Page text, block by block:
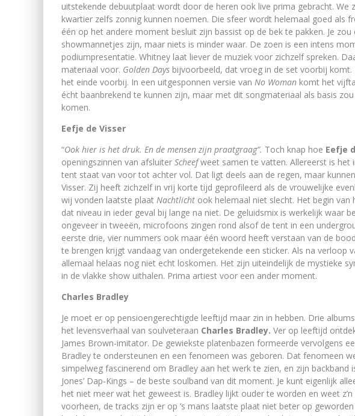
uitstekende debuutplaat wordt door de heren ook live prima gebracht. We
kwartier zelfs zonnig kunnen noemen. Die sfeer wordt helemaal goed als
één op het andere moment besluit zijn bassist op de bek te pakken. Je
showmannetjes zijn, maar niets is minder waar. De zoen is een intens
podiumpresentatie. Whitney laat liever de muziek voor zichzelf spreken.
materiaal voor. Golden Days bijvoorbeeld, dat vroeg in de set voorbij
het einde voorbij. In een uitgesponnen versie van No Woman komt het
écht baanbrekend te kunnen zijn, maar met dit songmateriaal als basis
komen.
Eefje de Visser
“Ook hier is het druk. En de mensen zijn praatgraag”. Toch knap hoe Eefje
openingszinnen van afsluiter Scheefweet samen te vatten. Allereerst is het
tent staat van voor tot achter vol. Dat ligt deels aan de regen, maar
Visser. Zij heeft zichzelf in vrij korte tijd geprofileerd als de vrouwelijke
wij vonden laatste plaat Nachtlicht ook helemaal niet slecht. Het begin
dat niveau in ieder geval bij lange na niet. De geluidsmix is werkelijk waar
ongeveer in tweeën, microfoons zingen rond alsof de tent in een
eerste drie, vier nummers ook maar één woord heeft verstaan van de
te brengen krijgt vandaag van ondergetekende een sticker. Als na verloop
allemaal helaas nog niet echt loskomen. Het zijn uiteindelijk de mystieke
in de vlakke show uithalen. Prima artiest voor een ander moment.
Charles Bradley
Je moet er op pensioengerechtigde leeftijd maar zin in hebben. Drie
het levensverhaal van soulveteraan Charles Bradley. Ver op leeftijd
James Brown-imitator. De gewiekste platenbazen formeerde vervolgens
Bradley te ondersteunen en een fenomeen was geboren. Dat fenomeen
simpelweg fascinerend om Bradley aan het werk te zien, en zijn backband
Jones’ Dap-Kings – de beste soulband van dit moment. Je kunt eigenlijk
het niet meer wat het geweest is. Bradley lijkt ouder te worden en weet
voorheen, de tracks zijn er op ’s mans laatste plaat niet beter op